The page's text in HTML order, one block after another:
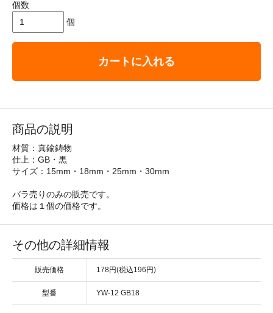
個数
個
カートに入れる
商品の説明
材質：真鍮鋳物
仕上：GB・黒
サイズ：15mm・18mm・25mm・30mm
バラ売りのみの販売です。
価格は１個の価格です。
その他の詳細情報
販売価格 178円(税込196円)
型番 YW-12 GB18